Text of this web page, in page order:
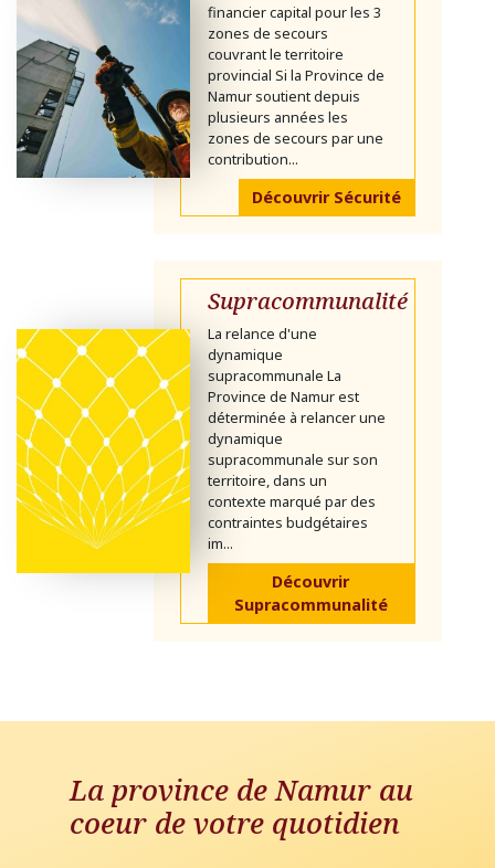
financier capital pour les 3
zones de secours
couvrant le territoire
provincial Si la Province de
Namur soutient depuis
plusieurs années les
zones de secours par une
contribution...
Découvrir Sécurité
Supracommunalité
La relance d'une
dynamique
supracommunale La
Province de Namur est
déterminée à relancer une
dynamique
supracommunale sur son
territoire, dans un
contexte marqué par des
contraintes budgétaires
im...
Découvrir
Supracommunalité
La province de Namur au
coeur de votre quotidien